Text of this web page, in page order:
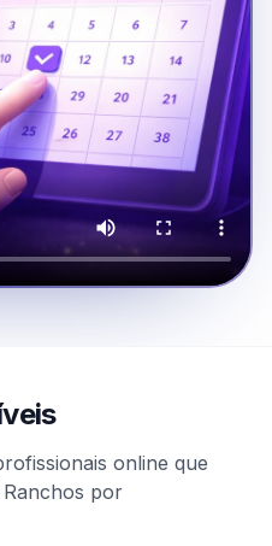
online que
por